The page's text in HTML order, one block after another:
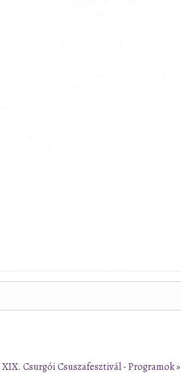
XIX. Csurgói Csuszafesztivál - Programok »